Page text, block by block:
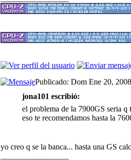
Publicado: Dom Ene 20,
jona101 escribió:
el problema de la 7900GS seria
eso te recomendamos hasta la
yo creo q se la banca... hasta una GS